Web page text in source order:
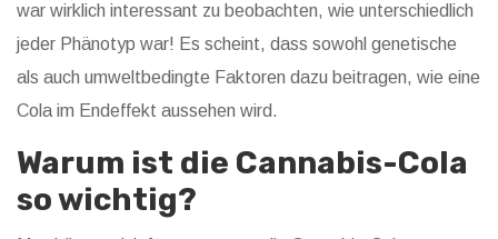
war wirklich interessant zu beobachten, wie unterschiedlich
jeder Phänotyp war! Es scheint, dass sowohl genetische
als auch umweltbedingte Faktoren dazu beitragen, wie eine
Cola im Endeffekt aussehen wird.
Warum ist die Cannabis-Cola
so wichtig?